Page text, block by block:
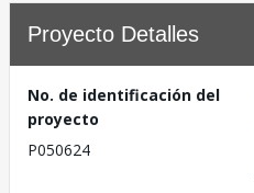
Proyecto Detalles
No. de identificación del
proyecto
P050624